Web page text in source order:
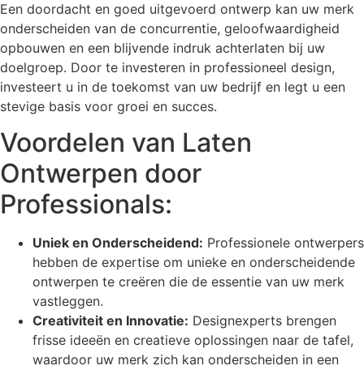
Een doordacht en goed uitgevoerd ontwerp kan uw merk
onderscheiden van de concurrentie, geloofwaardigheid
opbouwen en een blijvende indruk achterlaten bij uw
doelgroep. Door te investeren in professioneel design,
investeert u in de toekomst van uw bedrijf en legt u een
stevige basis voor groei en succes.
Voordelen van Laten
Ontwerpen door
Professionals:
Uniek en Onderscheidend: Professionele ontwerpers
hebben de expertise om unieke en onderscheidende
ontwerpen te creëren die de essentie van uw merk
vastleggen.
Creativiteit en Innovatie: Designexperts brengen
frisse ideeën en creatieve oplossingen naar de tafel,
waardoor uw merk zich kan onderscheiden in een